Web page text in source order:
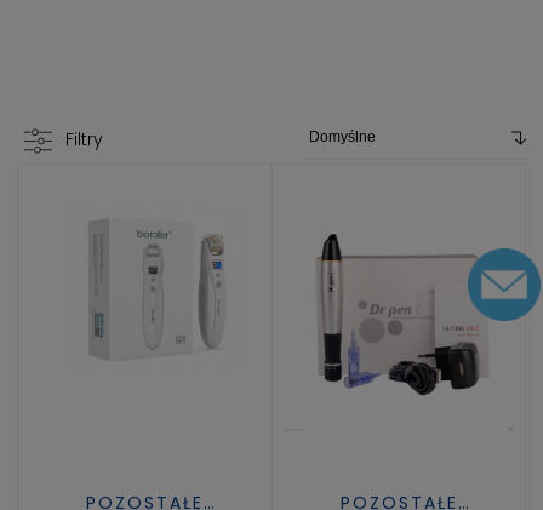
Filtry
POZOSTAŁE
POZOSTAŁE